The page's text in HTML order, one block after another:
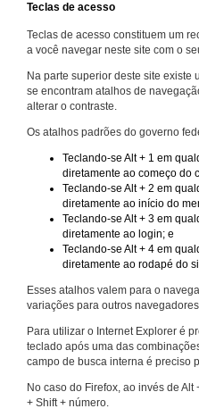
Teclas de acesso
Teclas de acesso constituem um
a você navegar neste site com o
Na parte superior deste site
se encontram atalhos de
alterar o contraste.
Os atalhos padrões do governo
Teclando-se Alt + 1 em
diretamente ao começo do
Teclando-se Alt + 2 em
diretamente ao início do
Teclando-se Alt + 3 em
diretamente ao login; e
Teclando-se Alt + 4 em
diretamente ao rodapé do
Esses atalhos valem para o
variações para outros
Para utilizar o Internet Explorer é
teclado após uma das
campo de busca interna é preciso
No caso do Firefox, ao invés de
+ Shift + número.